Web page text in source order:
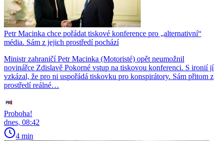
Petr Macinka chce pořádat tiskové konference pro „alternativní“
média. Sám z jejich prostředí pochází
Ministr zahraničí Petr Macinka (Motoristé) opět neumožnil
novinářce Zdislavě Pokorné vstup na tiskovou konferenci. S ironií jí
vzkázal, že pro ni uspořádá tiskovku pro konspirátory. Sám přitom z
prostředí reálné…
Proboha!
dnes, 08:42
4 min